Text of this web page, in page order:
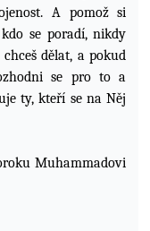
A pomož si
se poradí, nikdy
dělat, a pokud
se pro to a
ty, kteří se na Něj
Muhammadovi